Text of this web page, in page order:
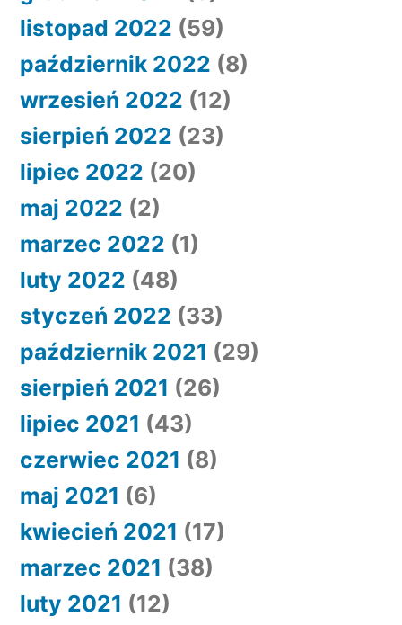
listopad 2022 (59)
październik 2022 (8)
wrzesień 2022 (12)
sierpień 2022 (23)
lipiec 2022 (20)
maj 2022 (2)
marzec 2022 (1)
luty 2022 (48)
styczeń 2022 (33)
październik 2021 (29)
sierpień 2021 (26)
lipiec 2021 (43)
czerwiec 2021 (8)
maj 2021 (6)
kwiecień 2021 (17)
marzec 2021 (38)
luty 2021 (12)